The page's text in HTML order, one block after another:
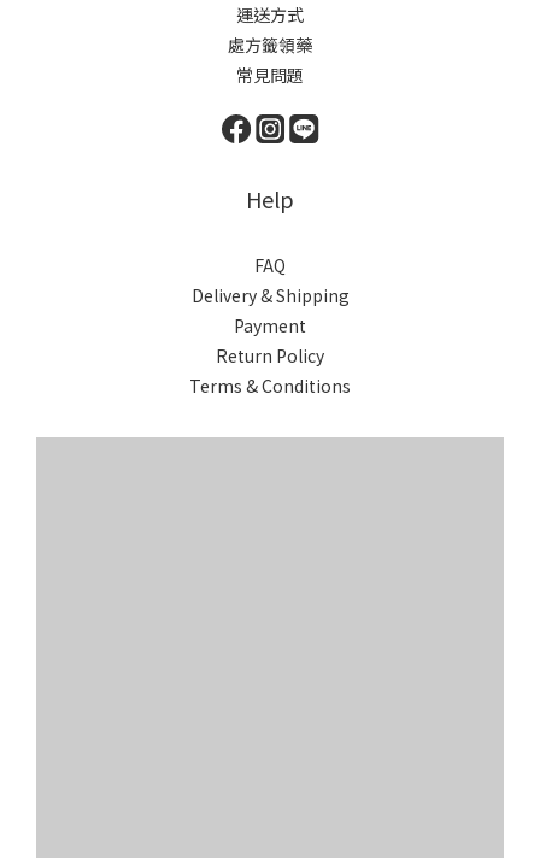
運送方式
處方籤領藥
常見問題
Help
FAQ
Delivery & Shipping
Payment
Return Policy
Terms & Conditions